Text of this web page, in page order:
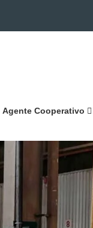
Agente Cooperativo